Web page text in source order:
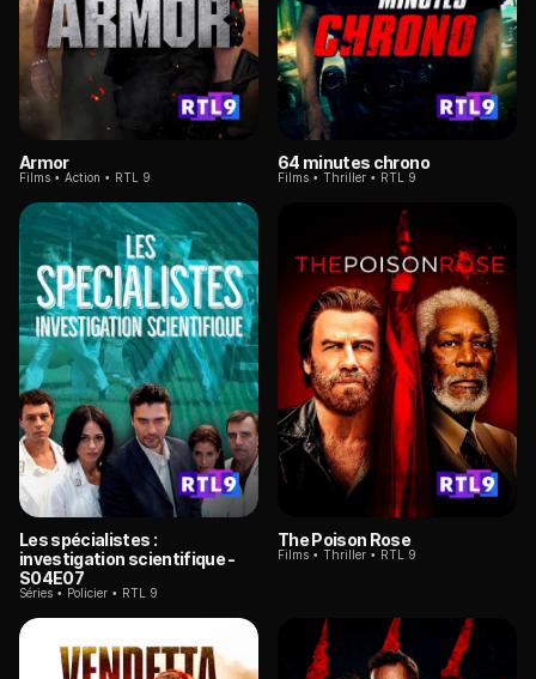
Armor
Films Action RTL 9
64 minutes chrono
Films Thriller RTL 9
Les spécialistes :
investigation scientifique-
S04E07
Séries Policier RTL 9
The Poison Rose
Films Thriller RTL 9